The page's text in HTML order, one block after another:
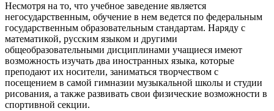
Несмотря на то, что учебное заведение является
негосударственным, обучение в нем ведется по федеральным
государственным образовательным стандартам. Наряду с
математикой, русским языком и другими
общеобразовательными дисциплинами учащиеся имеют
возможность изучать два иностранных языка, которые
преподают их носители, заниматься творчеством с
посещением в самой гимназии музыкальной школы и студии
рисования, а также развивать свои физические возможности в
спортивной секции.